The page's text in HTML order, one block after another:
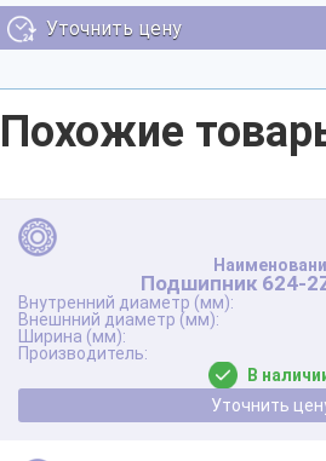
Уточнить цену
Похожие
Подшипник 624-
В
Уточнить